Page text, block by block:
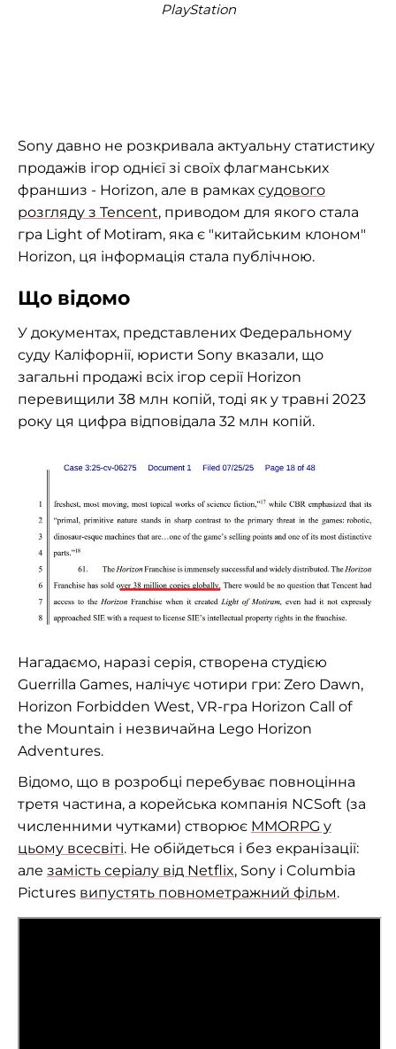
PlayStation
Sony давно не розкривала актуальну статистику
продажів ігор однієї зі своїх флагманських
франшиз - Horizon, але в рамках судового
розгляду з Tencent, приводом для якого стала
гра Light of Motiram, яка є "китайським клоном"
Horizon, ця інформація стала публічною.
Що відомо
У документах, представлених Федеральному
суду Каліфорнії, юристи Sony вказали, що
загальні продажі всіх ігор серії Horizon
перевищили 38 млн копій, тоді як у травні 2023
року ця цифра відповідала 32 млн копій.
Нагадаємо, наразі серія, створена студією
Guerrilla Games, налічує чотири гри: Zero Dawn,
Horizon Forbidden West, VR-гра Horizon Call of
the Mountain і незвичайна Lego Horizon
Adventures.
Відомо, що в розробці перебуває повноцінна
третя частина, а корейська компанія NCSoft (за
численними чутками) створює MMORPG у
цьому всесвіті. Не обійдеться і без екранізації:
але замість серіалу від Netflix, Sony і Columbia
Pictures випустять повнометражний фільм.